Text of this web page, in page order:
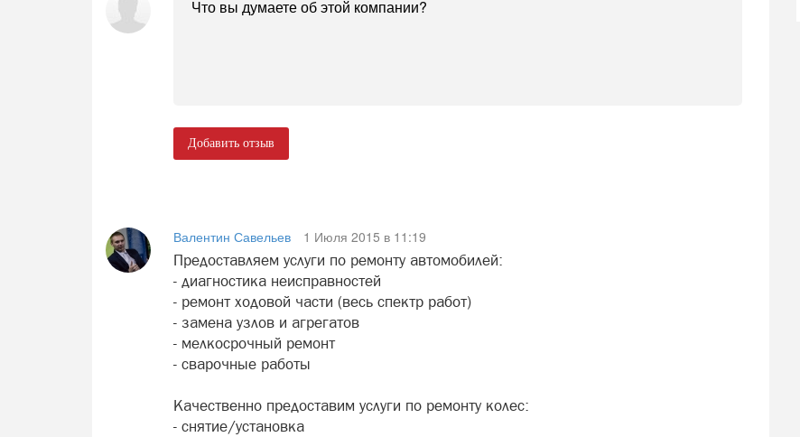
Добавить отзыв
Валентин Савельев
1 Июля 2015 в 11:19
Предоставляем услуги по ремонту автомобилей:
- диагностика неисправностей
- ремонт ходовой части (весь спектр работ)
- замена узлов и агрегатов
- мелкосрочный ремонт
- сварочные работы
Качественно предоставим услуги по ремонту колес:
- снятие/установка